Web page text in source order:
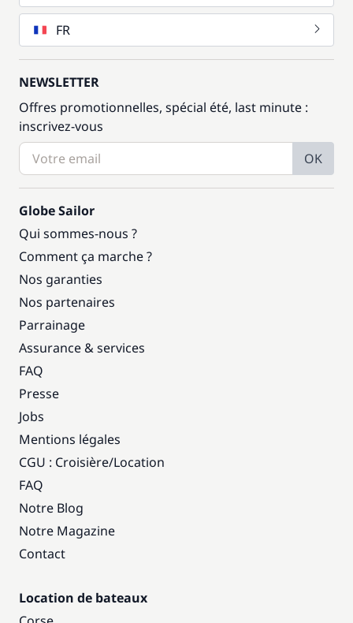
FR
NEWSLETTER
Offres promotionnelles, spécial été, last minute :
inscrivez-vous
OK
Globe Sailor
Qui sommes-nous ?
Comment ça marche ?
Nos garanties
Nos partenaires
Parrainage
Assurance & services
FAQ
Presse
Jobs
Mentions légales
CGU : Croisière/Location
FAQ
Notre Blog
Notre Magazine
Contact
Location de bateaux